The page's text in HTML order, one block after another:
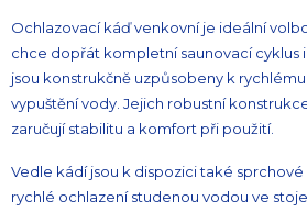
Ochlazovací káď venkovní je ideální
chce dopřát kompletní saunovací cyklus i
jsou konstrukčně uzpůsobeny k
vypuštění vody. Jejich robustní
zaručují stabilitu a komfort při použití.
Vedle kádí jsou k dispozici také
rychlé ochlazení studenou vodou ve